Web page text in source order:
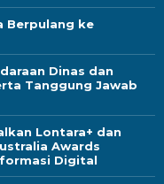
Berpulang ke
Dinas dan
Tanggung Jawab
Lontara+ dan
Awards
Digital